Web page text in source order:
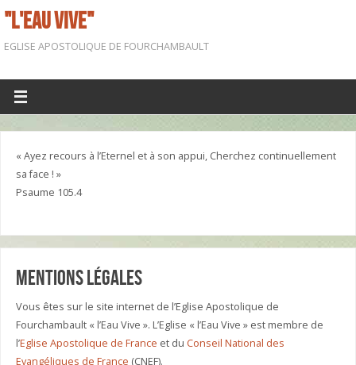
"L'EAU VIVE"
EGLISE APOSTOLIQUE DE FOURCHAMBAULT
« Ayez recours à l’Eternel et à son appui, Cherchez continuellement
sa face ! »
Psaume 105.4
Mentions légales
Vous êtes sur le site internet de l’Eglise Apostolique de
Fourchambault « l’Eau Vive ». L’Eglise « l’Eau Vive » est membre de
l’Eglise Apostolique de France et du Conseil National des
Evangéliques de France (CNEF).